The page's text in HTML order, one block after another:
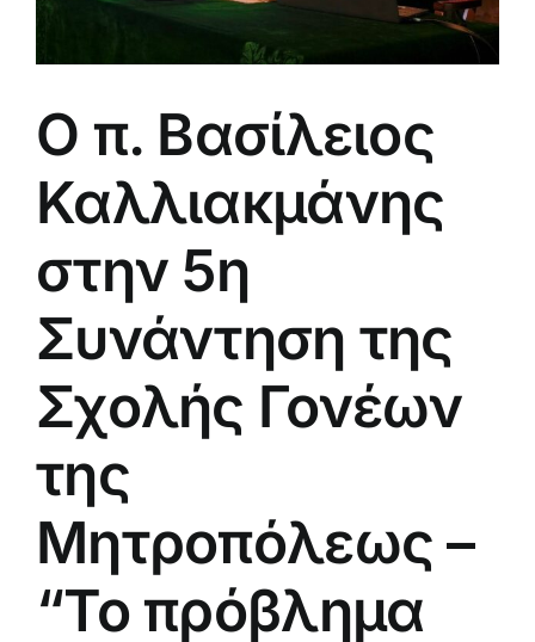
Ο π. Βασίλειος
Καλλιακμάνης
στην 5η
Συνάντηση της
Σχολής Γονέων
της
Μητροπόλεως –
“Το πρόβλημα